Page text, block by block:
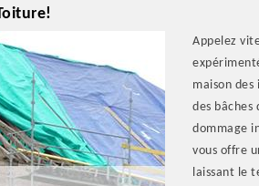
Appelez
maison
des
dommage
vous offre
laissant le